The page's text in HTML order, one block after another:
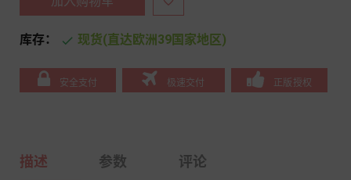
库存：  现货(直达欧洲39国家地区)
安全支付 极速交付 正版授权
描述 参数 评论